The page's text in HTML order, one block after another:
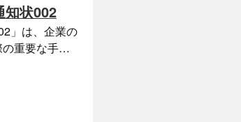
速に対応す
知状002
」は、企業の
重要な手段
署名した機
転職先の企
しい勤務先